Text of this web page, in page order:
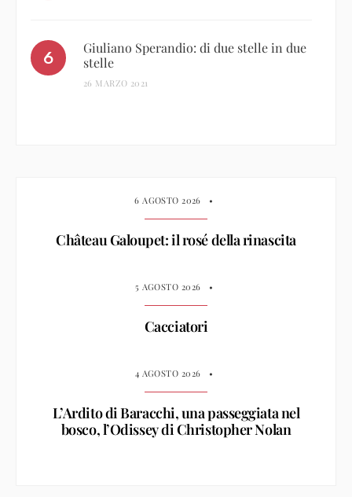
Giuliano Sperandio: di due stelle in due
stelle
26 MARZO 2021
6 AGOSTO 2026 •
Château Galoupet: il rosé della rinascita
5 AGOSTO 2026 •
Cacciatori
4 AGOSTO 2026 •
L’Ardito di Baracchi, una passeggiata nel
bosco, l’Odissey di Christopher Nolan